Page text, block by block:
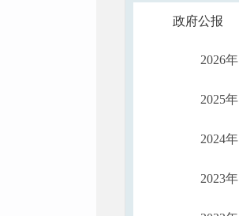
政府公报
2026年
2025年
2024年
2023年